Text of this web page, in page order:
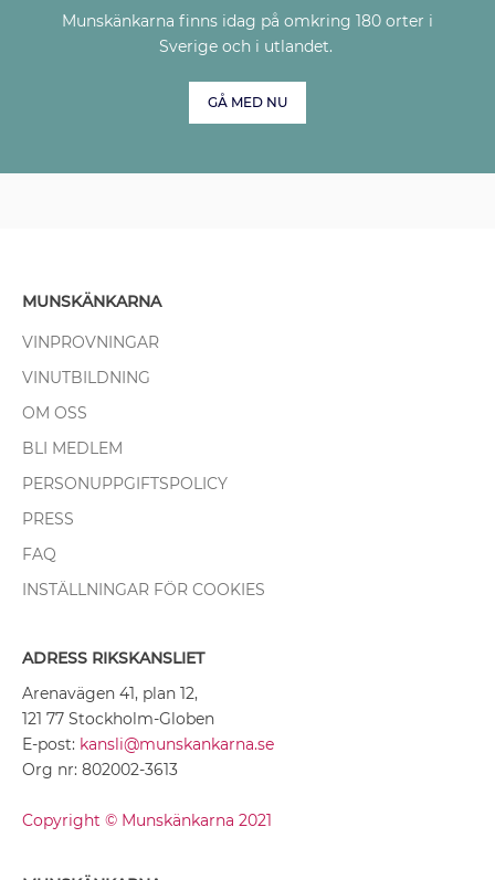
Munskänkarna finns idag på omkring 180 orter i
Sverige och i utlandet.
GÅ MED NU
MUNSKÄNKARNA
VINPROVNINGAR
VINUTBILDNING
OM OSS
BLI MEDLEM
PERSONUPPGIFTSPOLICY
PRESS
FAQ
INSTÄLLNINGAR FÖR COOKIES
ADRESS RIKSKANSLIET
Arenavägen 41, plan 12,
121 77 Stockholm-Globen
E-post: kansli@munskankarna.se
Org nr: 802002-3613
Copyright © Munskänkarna 2021